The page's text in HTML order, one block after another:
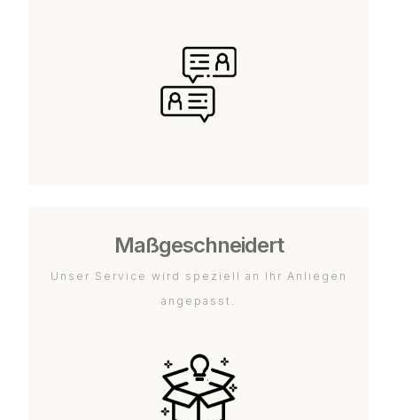
Maßgeschneidert
Unser Service wird speziell an Ihr Anliegen
angepasst.